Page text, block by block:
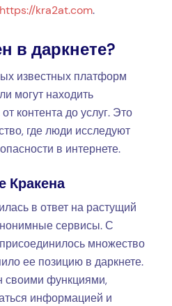
https://kra2at.com.
в даркнете?
известных платформ
могут находить
контента до услуг. Это
где люди исследуют
в интернете.
Кракена
в ответ на растущий
сервисы. С
множество
ее позицию в даркнете.
своими функциями,
информацией и